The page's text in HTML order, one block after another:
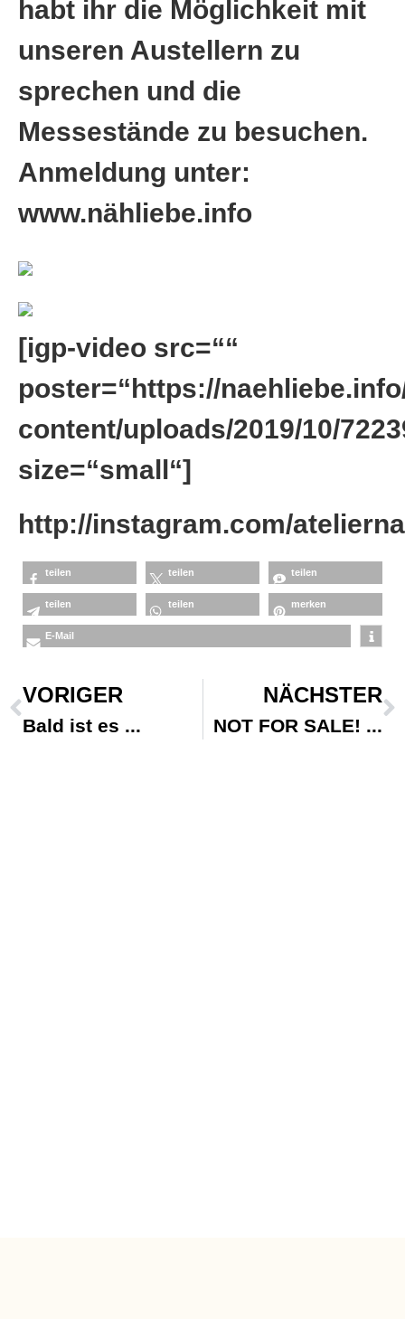
habt ihr die Möglichkeit mit
unseren Austellern zu
sprechen und die
Messestände zu besuchen.
Anmeldung unter:
www.nähliebe.info
[igp-video src=““
poster=“https://
content/uploads/2019/10/
size=“small“]
http://instagram.com/
teilen teilen teilen
teilen teilen merken
E-Mail
VORIGER
Bald ist es
NÄCHSTER
NOT FOR SALE!